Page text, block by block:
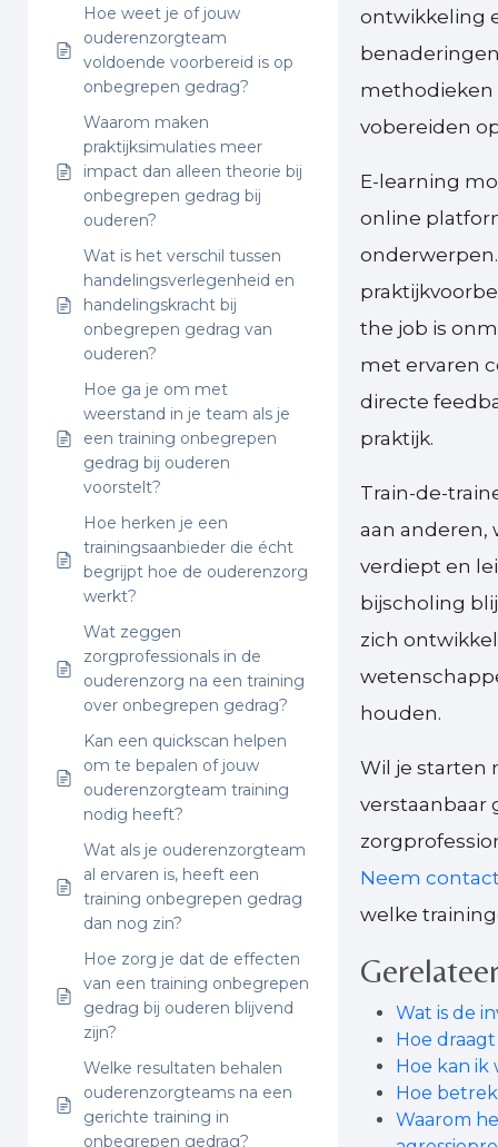
Hoe weet je of jouw
ouderenzorgteam
voldoende voorbereid is op
onbegrepen gedrag?
Waarom maken
praktijksimulaties meer
impact dan alleen theorie bij
onbegrepen gedrag bij
ouderen?
Wat is het verschil tussen
handelingsverlegenheid en
handelingskracht bij
onbegrepen gedrag van
ouderen?
Hoe ga je om met
weerstand in je team als je
een training onbegrepen
gedrag bij ouderen
voorstelt?
Hoe herken je een
trainingsaanbieder die écht
begrijpt hoe de ouderenzorg
werkt?
Wat zeggen
zorgprofessionals in de
ouderenzorg na een training
over onbegrepen gedrag?
Kan een quickscan helpen
om te bepalen of jouw
ouderenzorgteam training
nodig heeft?
Wat als je ouderenzorgteam
al ervaren is, heeft een
training onbegrepen gedrag
dan nog zin?
Hoe zorg je dat de effecten
van een training onbegrepen
gedrag bij ouderen blijvend
zijn?
Welke resultaten behalen
ouderenzorgteams na een
gerichte training in
onbegrepen gedrag?
ontwikkeling
methodieken
vobereiden
E-learning
online
the job is
met ervaren
directe
praktijk.
Train-de-
aan anderen,
verdiept en
bijscholing
zich
houden.
Wil je starten
verstaanbaar
Neem
welke
Wat is de
Hoe
Hoe kan ik
Hoe
Waarom